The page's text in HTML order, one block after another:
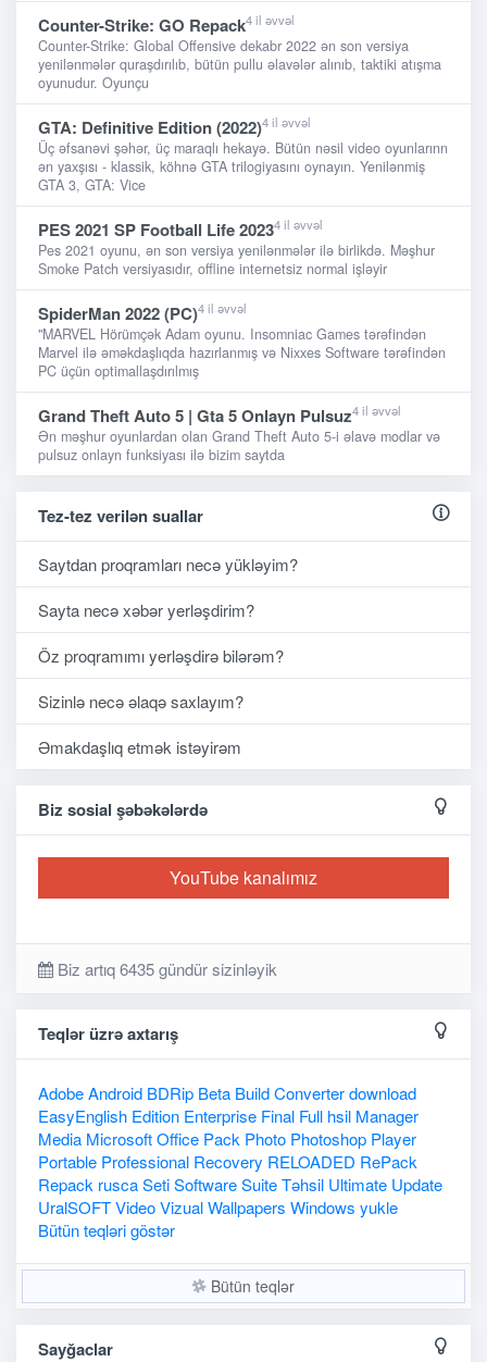
Counter-Strike: GO Repack4 il əvvəl
Counter-Strike: Global Offensive dekabr 2022 ən son versiya
yenilənmələr quraşdırılıb, bütün pullu əlavələr alınıb, taktiki atışma
oyunudur. Oyunçu
GTA: Definitive Edition (2022)4 il əvvəl
Üç əfsanəvi şəhər, üç maraqlı hekayə. Bütün nəsil video oyunlarınn
ən yaxşısı - klassik, köhnə GTA trilogiyasını oynayın. Yenilənmiş
GTA 3, GTA: Vice
PES 2021 SP Football Life 20234 il əvvəl
Pes 2021 oyunu, ən son versiya yenilənmələr ilə birlikdə. Məşhur
Smoke Patch versiyasıdır, offline internetsiz normal işləyir
SpiderMan 2022 (PC)4 il əvvəl
"MARVEL Hörümçək Adam oyunu. Insomniac Games tərəfindən
Marvel ilə əməkdaşlıqda hazırlanmış və Nixxes Software tərəfindən
PC üçün optimallaşdırılmış
Grand Theft Auto 5 | Gta 5 Onlayn Pulsuz4 il əvvəl
Ən məşhur oyunlardan olan Grand Theft Auto 5-i əlavə modlar və
pulsuz onlayn funksiyası ilə bizim saytda
Tez-tez verilən suallar
Saytdan proqramları necə yükləyim?
Sayta necə xəbər yerləşdirim?
Öz proqramımı yerləşdirə bilərəm?
Sizinlə necə əlaqə saxlayım?
Əmakdaşlıq etmək istəyirəm
Biz sosial şəbəkələrdə
YouTube kanalımız
Biz artıq 6435 gündür sizinləyik
Teqlər üzrə axtarış
AdobeAndroid BDRip Beta BuildConverterdownload
EasyEnglish Edition Enterprise Final Full hsil Manager
Media MicrosoftOffice Pack Photo Photoshop Player
Portable Professional Recovery RELOADED RePack
Repack ruscaSetiSoftwareSuiteTəhsil Ultimate Update
UralSOFTVideoVizualWallpapers Windows yukle
Bütün teqləri göstər
Bütün teqlər
Sayğaclar